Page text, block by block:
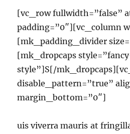
[vc_row fullwidth=”false”
padding=”0″][vc_column
[mk_padding_divider
[mk_dropcaps
style”]S[/
disable_pattern=”true”
margin_bottom=”0″]
uis viverra mauris at